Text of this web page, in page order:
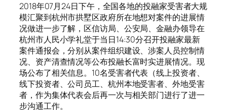
2018年07月24日下午，全国各地的投融家受害者大规
模汇聚到杭州市拱墅区政府所在地想对案件的进展情
况做进一步了解，区信访局、公安局、金融办领导在
杭州市人民小学礼堂于当日14:30分召开投融家最新
案件通报会，分别从案件组织建设、涉案人员控制情
况、资产清查情况等公布投融长富时实进展情况。现
场公布了相关信息。10名受害者代表（线上投资者、
线下投资者、公司员工、杭州本地受害者、外地受害
者，作为集体代表会后再一次与相关部门进行了进一
步沟通工作。